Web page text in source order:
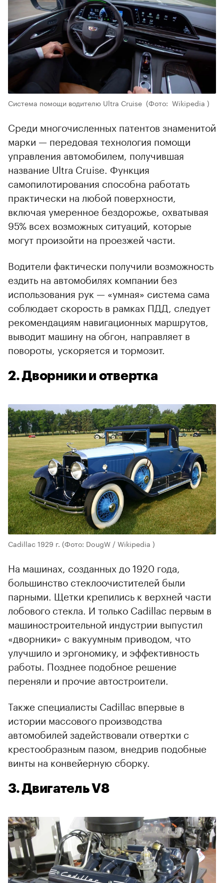
00:00 / 00:00
Система помощи водителю Ultra Cruise (Фото: Wikipedia )
Среди многочисленных патентов знаменитой
марки — передовая технология помощи
управления автомобилем, получившая
название Ultra Cruise. Функция
самопилотирования способна работать
практически на любой поверхности,
включая умеренное бездорожье, охватывая
95% всех возможных ситуаций, которые
могут произойти на проезжей части.
Водители фактически получили возможность
ездить на автомобилях компании без
использования рук — «умная» система сама
соблюдает скорость в рамках ПДД, следует
рекомендациям навигационных маршрутов,
выводит машину на обгон, направляет в
повороты, ускоряется и тормозит.
2. Дворники и отвертка
Cadillac 1929 г. (Фото: DougW / Wikipedia )
На машинах, созданных до 1920 года,
большинство стеклоочистителей были
парными. Щетки крепились к верхней части
лобового стекла. И только Cadillac первым в
машиностроительной индустрии выпустил
«дворники» с вакуумным приводом, что
улучшило и эргономику, и эффективность
работы. Позднее подобное решение
переняли и прочие автостроители.
Также специалисты Cadillac впервые в
истории массового производства
автомобилей задействовали отвертки с
крестообразным пазом, внедрив подобные
винты на конвейерную сборку.
3. Двигатель V8